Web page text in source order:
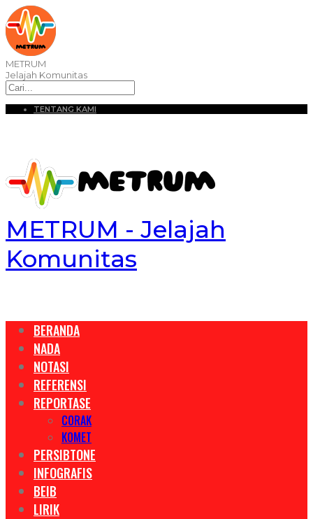
METRUM
Jelajah Komunitas
TENTANG KAMI
METRUM - Jelajah
Komunitas
BERANDA
NADA
NOTASI
REFERENSI
REPORTASE
CORAK
KOMET
PERSIBTONE
INFOGRAFIS
BEIB
LIRIK